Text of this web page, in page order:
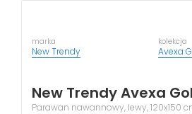
marka
New Trendy
kolekcja
Avexa
New Trendy Avexa
Parawan nawannowy, lewy, 120x150